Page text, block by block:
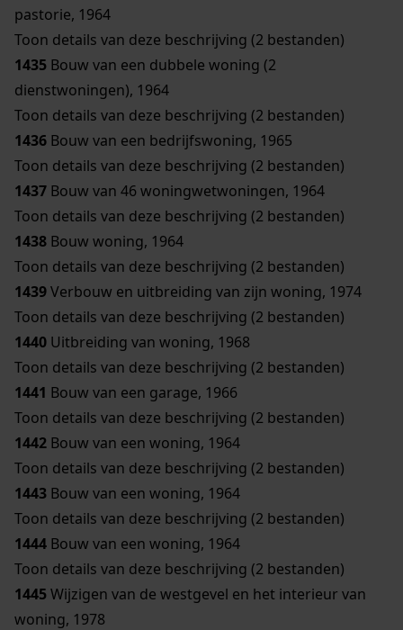
pastorie, 1964
Toon details van deze beschrijving (2 bestanden)
1435 Bouw van een dubbele woning (2
dienstwoningen), 1964
Toon details van deze beschrijving (2 bestanden)
1436 Bouw van een bedrijfswoning, 1965
Toon details van deze beschrijving (2 bestanden)
1437 Bouw van 46 woningwetwoningen, 1964
Toon details van deze beschrijving (2 bestanden)
1438 Bouw woning, 1964
Toon details van deze beschrijving (2 bestanden)
1439Verbouw en uitbreiding van zijn woning, 1974
Toon details van deze beschrijving (2 bestanden)
1440 Uitbreiding van woning, 1968
Toon details van deze beschrijving (2 bestanden)
1441 Bouw van een garage, 1966
Toon details van deze beschrijving (2 bestanden)
1442 Bouw van een woning, 1964
Toon details van deze beschrijving (2 bestanden)
1443 Bouw van een woning, 1964
Toon details van deze beschrijving (2 bestanden)
1444 Bouw van een woning, 1964
Toon details van deze beschrijving (2 bestanden)
1445Wijzigen van de westgevel en het interieur van
woning, 1978